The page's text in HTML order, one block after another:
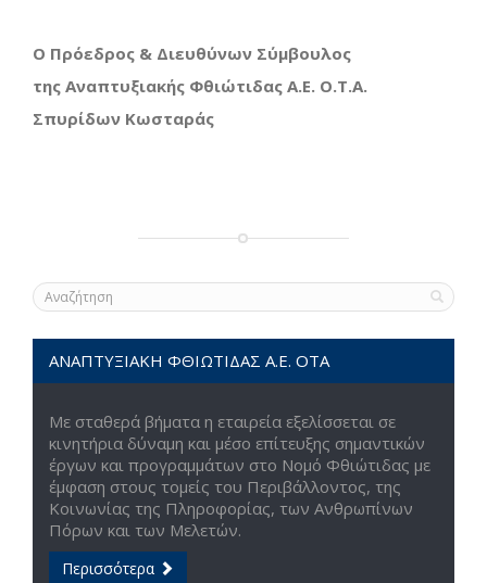
Ο Πρόεδρος & Διευθύνων Σύμβουλος
της Αναπτυξιακής Φθιώτιδας Α.Ε. Ο.Τ.Α.
Σπυρίδων Κωσταράς
ΑΝΑΠΤΥΞΙΑΚΗ ΦΘΙΩΤΙΔΑΣ Α.Ε. ΟΤΑ
Με σταθερά βήματα η εταιρεία εξελίσσεται σε
κινητήρια δύναμη και μέσο επίτευξης σημαντικών
έργων και προγραμμάτων στο Νομό Φθιώτιδας με
έμφαση στους τομείς του Περιβάλλοντος, της
Κοινωνίας της Πληροφορίας, των Ανθρωπίνων
Πόρων και των Μελετών.
Περισσότερα